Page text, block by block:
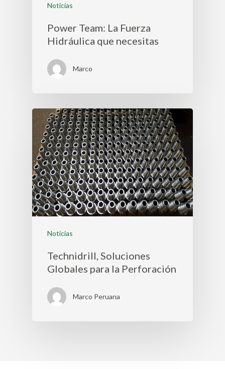
Noticias
Power Team: La Fuerza
Hidráulica que necesitas
Marco
Noticias
Technidrill, Soluciones
Globales para la Perforación
Marco Peruana